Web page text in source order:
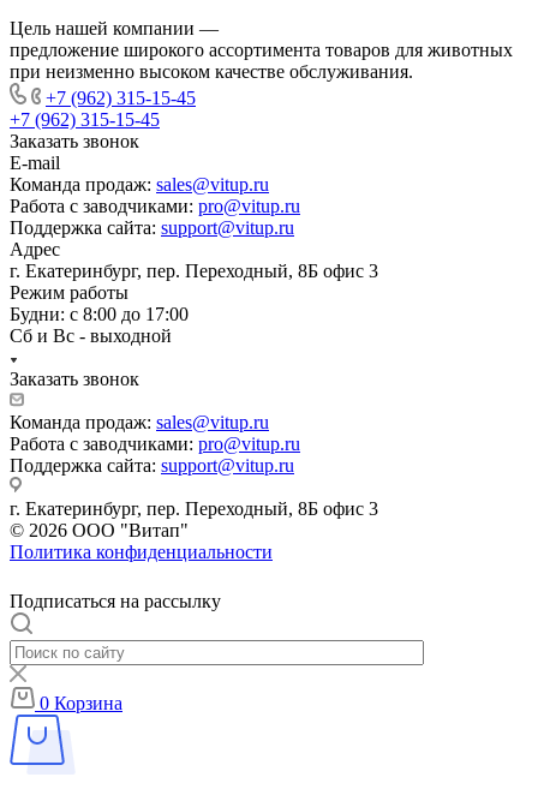
Цель нашей компании —
предложение широкого ассортимента товаров для животных
при неизменно высоком качестве обслуживания.
+7 (962) 315-15-45
+7 (962) 315-15-45
Заказать звонок
E-mail
Команда продаж: sales@vitup.ru
Работа с заводчиками: pro@vitup.ru
Поддержка сайта: support@vitup.ru
Адрес
г. Екатеринбург, пер. Переходный, 8Б офис 3
Режим работы
Будни: с 8:00 до 17:00
Сб и Вс - выходной
Заказать звонок
Команда продаж: sales@vitup.ru
Работа с заводчиками: pro@vitup.ru
Поддержка сайта: support@vitup.ru
г. Екатеринбург, пер. Переходный, 8Б офис 3
© 2026 ООО "Витап"
Политика конфиденциальности
Подписаться на рассылку
0 Корзина